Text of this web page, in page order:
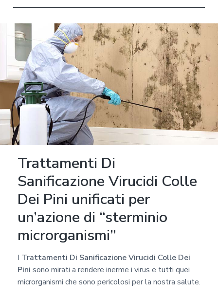
Trattamenti Di
Sanificazione Virucidi Colle
Dei Pini unificati per
un’azione di “sterminio
microrganismi”
I Trattamenti Di Sanificazione Virucidi Colle Dei
Pini sono mirati a rendere inerme i virus e tutti quei
microrganismi che sono pericolosi per la nostra salute.